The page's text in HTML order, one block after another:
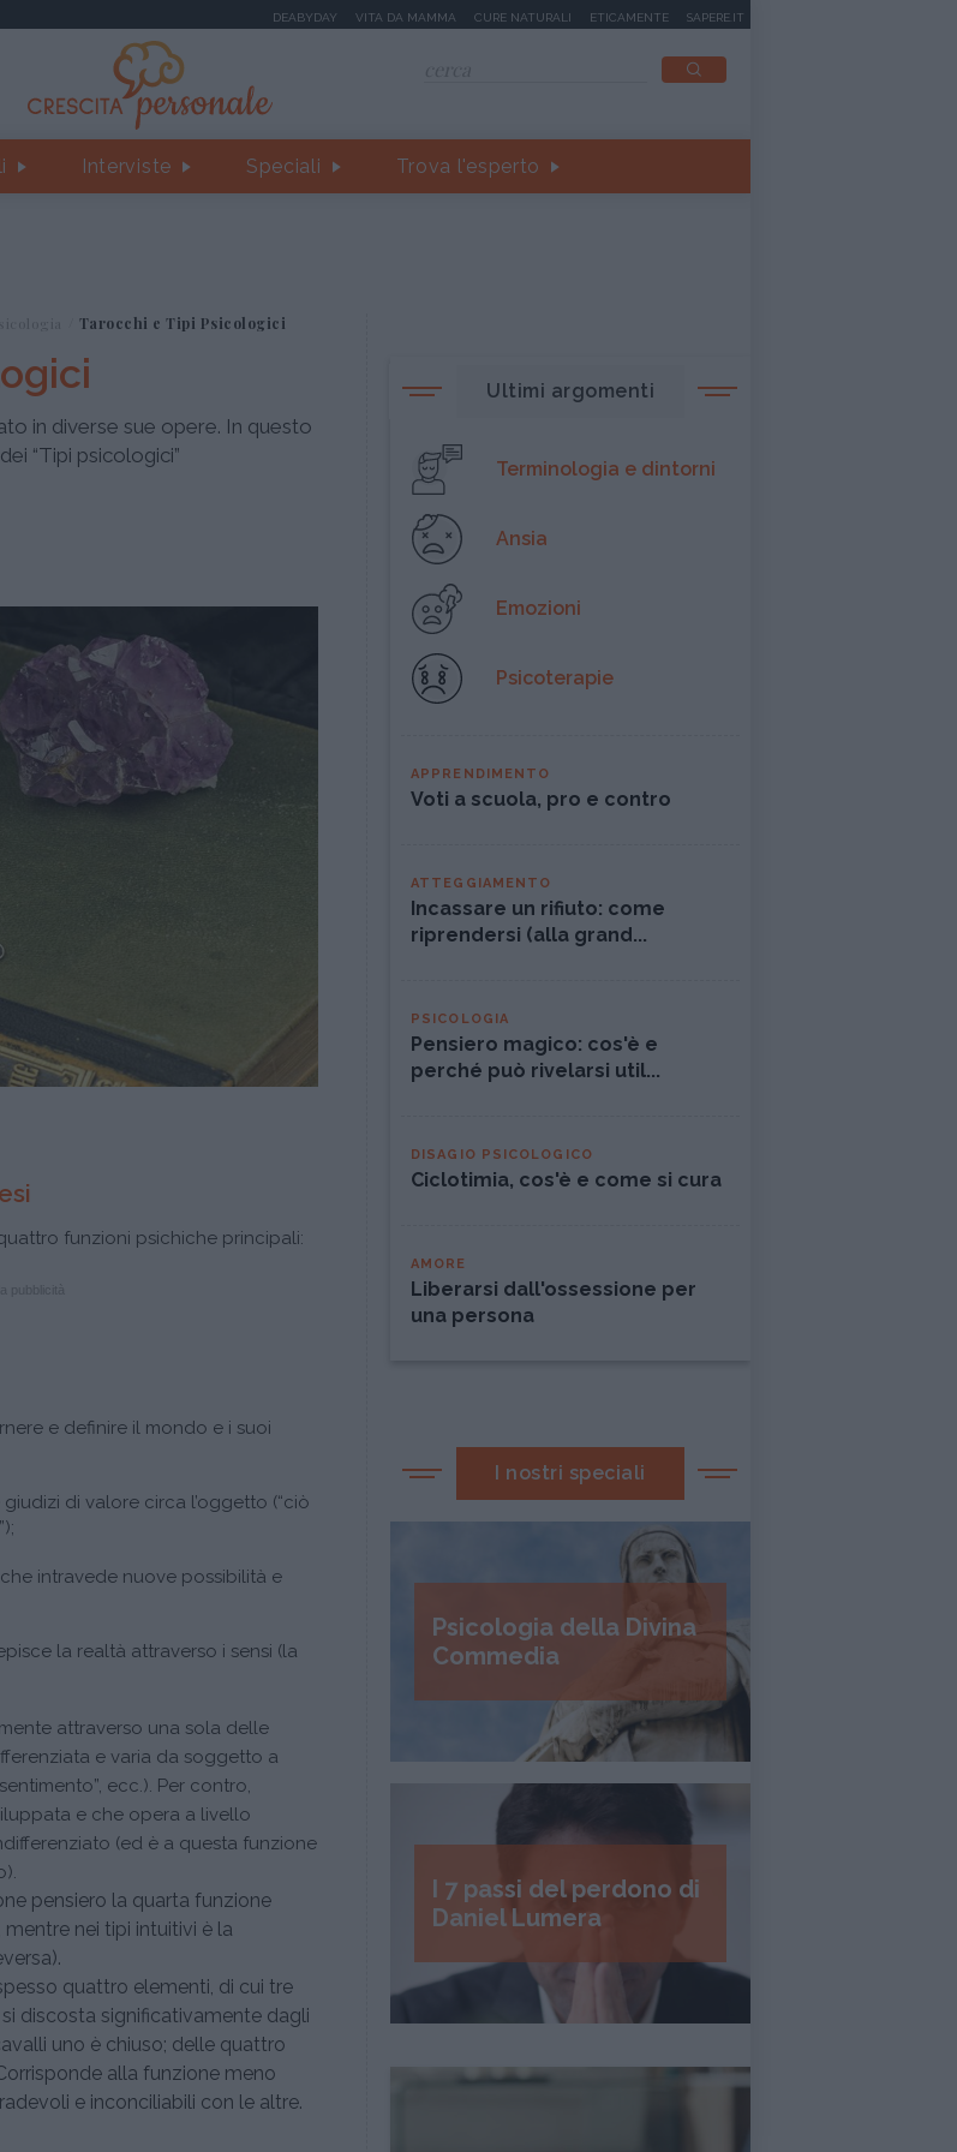
DEABYDAY VITA DA MAMMA CURE NATURALI ETICAMENTE SAPERE.IT
Interviste Speciali Trova l'esperto
Tarocchi e Tipi Psicologici
in diverse sue opere. In questo
“Tipi psicologici”
funzioni psichiche principali:
e definire il mondo e i suoi
di valore circa l’oggetto (“ciò
intravede nuove possibilità e
la realtà attraverso i sensi (la
attraverso una sola delle
e varia da soggetto a
ecc.). Per contro,
e che opera a livello
(ed è a questa funzione
pensiero la quarta funzione
nei tipi intuitivi è la
quattro elementi, di cui tre
discosta significativamente dagli
uno è chiuso; delle quattro
alla funzione meno
e inconciliabili con le altre.
Ultimi argomenti
Terminologia e dintorni
Ansia
Emozioni
Psicoterapie
APPRENDIMENTO
Voti a scuola, pro e contro
ATTEGGIAMENTO
Incassare un rifiuto: come
riprendersi (alla grand...
PSICOLOGIA
Pensiero magico: cos'è e
perché può rivelarsi util...
DISAGIO PSICOLOGICO
Ciclotimia, cos'è e come si cura
AMORE
Liberarsi dall'ossessione per
una persona
I nostri speciali
Psicologia della Divina
Commedia
I 7 passi del perdono di
Daniel Lumera